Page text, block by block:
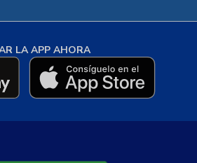
LA APP AHORA